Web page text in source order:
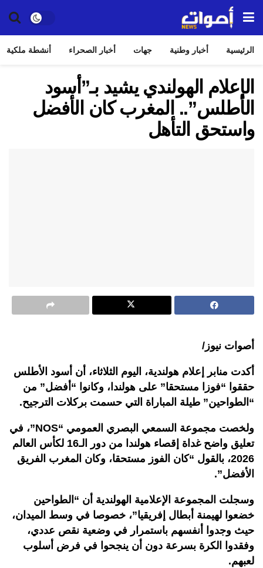
الرئيسية أخبار وطنية جهات أخبار الصحراء أنشطة ملكية
الإعلام الهولندي يشيد بـ”أسود
الأطلس”.. المغرب كان الأفضل
واستحق التأهل
أصوات نيوز/
أكدت منابر إعلام هولندية، اليوم الثلاثاء، أن أسود الأطلس
حققوا “فوزا مستحقا” على هولندا، وكانوا “أفضل” من
“الطواحين” طيلة المباراة التي حسمت بركلات الترجيح.
ولخصت مجموعة السمعي البصري العمومي “NOS”
، في
تعليق واضح غداة إقصاء هولندا من دور الـ16 لكأس العالم
2026، بالقول “كان الفوز مستحقا، وكان المغرب الفريق
الأفضل”.
وسجلت المجموعة الإعلامية الهولندية أن “الطواحين
خضعوا لهيمنة أبطال إفريقيا”، خصوصا في وسط الميدان،
حيث وجدوا أنفسهم باستمرار في وضعية نقص عددي،
وفقدوا الكرة بسرعة دون أن ينجحوا في فرض أسلوب
لعبهم.